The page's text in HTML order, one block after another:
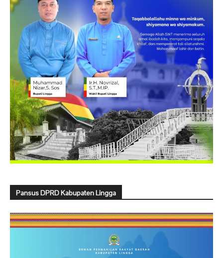
Pansus DPRD Kabupaten Lingga